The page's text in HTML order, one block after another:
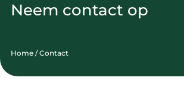
Neem contact op
Home/Contact